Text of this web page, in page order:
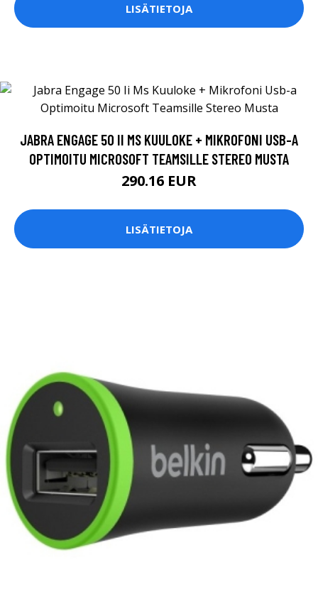
LISÄTIETOJA
JABRA ENGAGE 50 II MS KUULOKE + MIKROFONI USB-A
OPTIMOITU MICROSOFT TEAMSILLE STEREO MUSTA
290.16 EUR
LISÄTIETOJA